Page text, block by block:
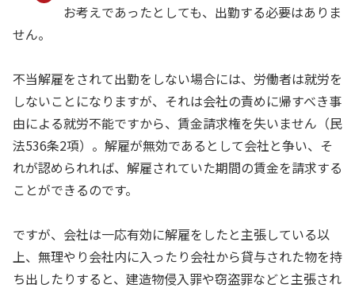
お考えであったとしても、出勤する必要はありま
せん。
不当解雇をされて出勤をしない場合には、労働者は就労を
しないことになりますが、それは会社の責めに帰すべき事
由による就労不能ですから、賃金請求権を失いません（民
法536条2項）。解雇が無効であるとして会社と争い、そ
れが認められれば、解雇されていた期間の賃金を請求する
ことができるのです。
ですが、会社は一応有効に解雇をしたと主張している以
上、無理やり会社内に入ったり会社から貸与された物を持
ち出したりすると、建造物侵入罪や窃盗罪などと主張され